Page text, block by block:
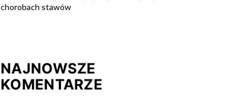
chorobach stawów
NAJNOWSZE
KOMENTARZE